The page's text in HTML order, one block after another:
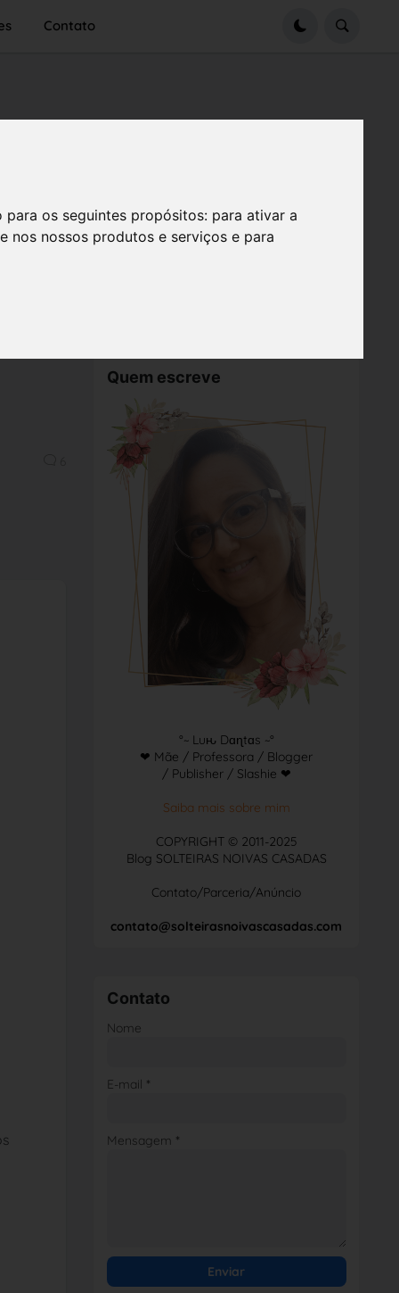
os seguintes propósitos: para ativar a
nos nossos produtos e serviços e para
Contato
Quem escreve
°~ Luԋ Dɑɳtɑs ~°
❤ Mãe / Professora / Blogger
/ Publisher / Slashie ❤
Saiba mais sobre mim
COPYRIGHT © 2011-2025
Blog SOLTEIRAS NOIVAS CASADAS
Contato/Parceria/Anúncio
contato@solteirasnoivascasadas.com
Contato
Nome
E-mail *
Mensagem *